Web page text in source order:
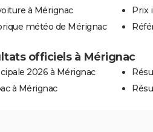
à Mérignac
météo de Mérignac
Prix
officiels à Mérignac
2026 à Mérignac
à Mérignac